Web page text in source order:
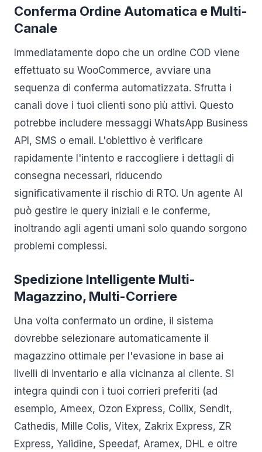
Conferma Ordine Automatica e Multi-
Canale
Immediatamente dopo che un ordine COD viene
effettuato su WooCommerce, avviare una
sequenza di conferma automatizzata. Sfrutta i
canali dove i tuoi clienti sono più attivi. Questo
potrebbe includere messaggi WhatsApp Business
API, SMS o email. L'obiettivo è verificare
rapidamente l'intento e raccogliere i dettagli di
consegna necessari, riducendo
significativamente il rischio di RTO. Un agente AI
può gestire le query iniziali e le conferme,
inoltrando agli agenti umani solo quando sorgono
problemi complessi.
Spedizione Intelligente Multi-
Magazzino, Multi-Corriere
Una volta confermato un ordine, il sistema
dovrebbe selezionare automaticamente il
magazzino ottimale per l'evasione in base ai
livelli di inventario e alla vicinanza al cliente. Si
integra quindi con i tuoi corrieri preferiti (ad
esempio, Ameex, Ozon Express, Coliix, Sendit,
Cathedis, Mille Colis, Vitex, Zakrix Express, ZR
Express, Yalidine, Speedaf, Aramex, DHL e oltre